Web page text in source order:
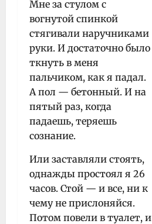
Мне за стулом с
вогнутой спинкой
стягивали наручниками
руки. И достаточно было
ткнуть в меня
пальчиком, как я падал.
А пол — бетонный. И на
пятый раз, когда
падаешь, теряешь
сознание.
Или заставляли стоять,
однажды простоял я 26
часов. Стой — и все, ни к
чему не прислоняйся.
Потом повели в туалет, и